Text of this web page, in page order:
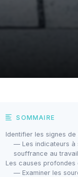
SOMMAIRE
Identifier les signes
— Les indicateurs à
souffrance au travail
Les causes
— Examiner les